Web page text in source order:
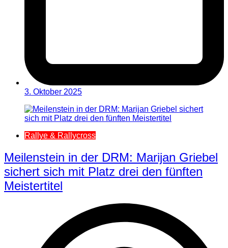
3. Oktober 2025
Rallye & Rallycross
Meilenstein in der DRM: Marijan Griebel
sichert sich mit Platz drei den fünften
Meistertitel